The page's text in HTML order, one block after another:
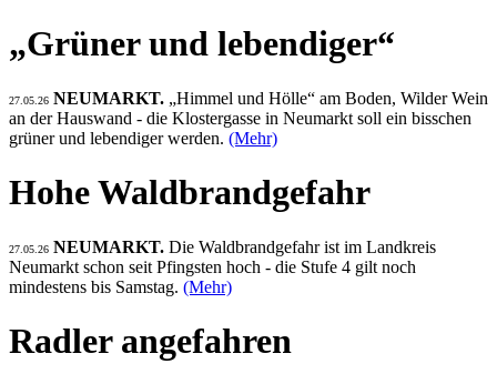
„Grüner und lebendiger“
27.05.26 NEUMARKT. „Himmel und Hölle“ am Boden, Wilder Wein
an der Hauswand - die Klostergasse in Neumarkt soll ein bisschen
grüner und lebendiger werden. (Mehr)
Hohe Waldbrandgefahr
27.05.26 NEUMARKT. Die Waldbrandgefahr ist im Landkreis
Neumarkt schon seit Pfingsten hoch - die Stufe 4 gilt noch
mindestens bis Samstag. (Mehr)
Radler angefahren